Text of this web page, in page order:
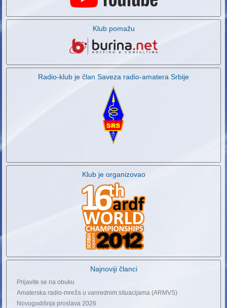
Klub pomažu
Radio-klub je član Saveza radio-amatera Srbije
Klub je organizovao
Najnoviji članci
Prijavite se na obuku
Amaterska radio-mreža u vanrednim situacijama (ARMVS)
Novogodišnja proslava 2026